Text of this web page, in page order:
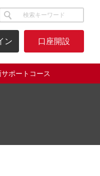
サイト内検索
ン 口座開設
ポートコース